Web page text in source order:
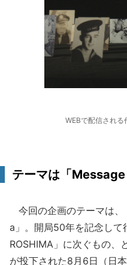
WEBで配信され
テーマは「
今回の企画のテーマは
a」。開局50年を記念し
ROSHIMA」に次ぐもの、
が投下された8月6日（日